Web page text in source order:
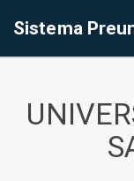
Sistema